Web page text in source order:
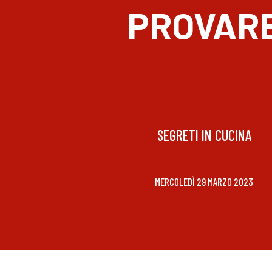
SEGRETI IN CUCINA
MERCOLEDÌ 29 MARZO 2023